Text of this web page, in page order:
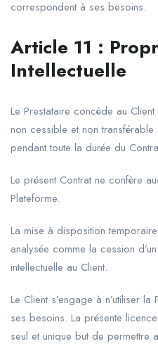
correspondent à ses besoins.
Article 11 :
Intellectuelle
Le Prestataire concède au
non cessible et non transférable
pendant toute la durée du
Le présent Contrat ne confère
Plateforme.
La mise à disposition
analysée comme la cession
intellectuelle au Client.
Le Client s’engage à n’utiliser
ses besoins. La présente
seul et unique but de permettre